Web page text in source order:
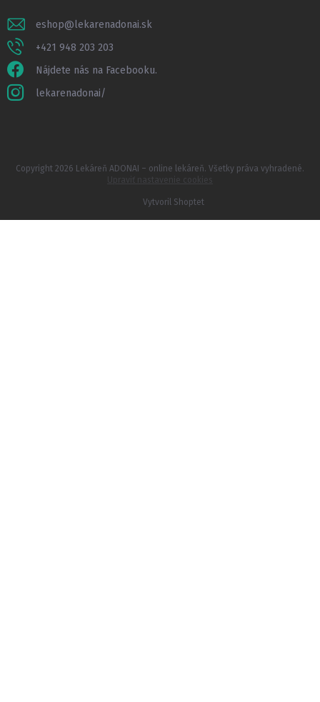
eshop@lekarenadonai.sk
+421 948 203 203
Nájdete nás na Facebooku.
lekarenadonai/
Vytvoril Shoptet
Copyright 2026 Lekáreň ADONAI – online lekáreň. Všetky práva vyhradené.
Upraviť nastavenie cookies